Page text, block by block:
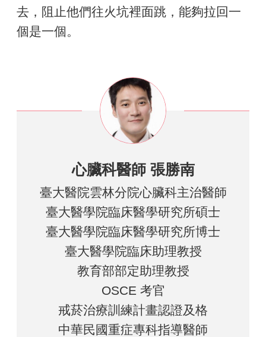
去，阻止他們往火坑裡面跳，能夠拉回一
個是一個。
心臟科醫師 張勝南
臺大醫院雲林分院心臟科主治醫師
臺大醫學院臨床醫學研究所碩士
臺大醫學院臨床醫學研究所博士
臺大醫學院臨床助理教授
教育部部定助理教授
OSCE 考官
戒菸治療訓練計畫認證及格
中華民國重症專科指導醫師